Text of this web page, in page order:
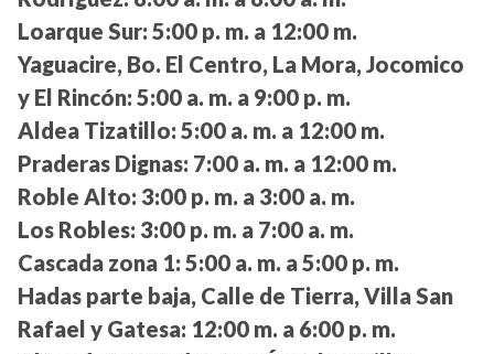
Loarque Sur: 5:00 p. m. a 12:00 m.
Yaguacire, Bo. El Centro, La Mora, Jocomico
y El Rincón: 5:00 a. m. a 9:00 p. m.
Aldea Tizatillo: 5:00 a. m. a 12:00 m.
Praderas Dignas: 7:00 a. m. a 12:00 m.
Roble Alto: 3:00 p. m. a 3:00 a. m.
Los Robles: 3:00 p. m. a 7:00 a. m.
Cascada zona 1: 5:00 a. m. a 5:00 p. m.
Hadas parte baja, Calle de Tierra, Villa San
Rafael y Gatesa: 12:00 m. a 6:00 p. m.